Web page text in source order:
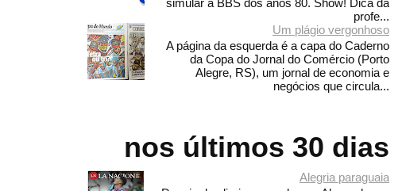
profe...
Um plágio vergonhoso
A página da esquerda é a capa do Caderno
da Copa do Jornal do Comércio (Porto
Alegre, RS), um jornal de economia e
negócios que circula...
nos últimos 30 dias
Alegria paraguaia